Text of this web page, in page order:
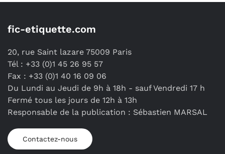
fic-etiquette.com
20, rue Saint lazare 75009 Paris
Tél : +33 (0)1 45 26 95 57
Fax : +33 (0)1 40 16 09 06
Du Lundi au Jeudi de 9h à 18h - sauf Vendredi 17 h
Fermé tous les jours de 12h à 13h
Responsable de la publication : Sébastien MARSAL
Contactez-nous